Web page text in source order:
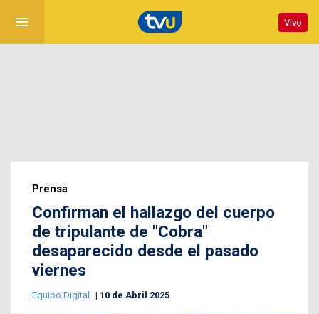
menu Vivo
Prensa
Confirman el hallazgo del cuerpo
de tripulante de "Cobra"
desaparecido desde el pasado
viernes
Equipo Digital 10 de Abril 2025